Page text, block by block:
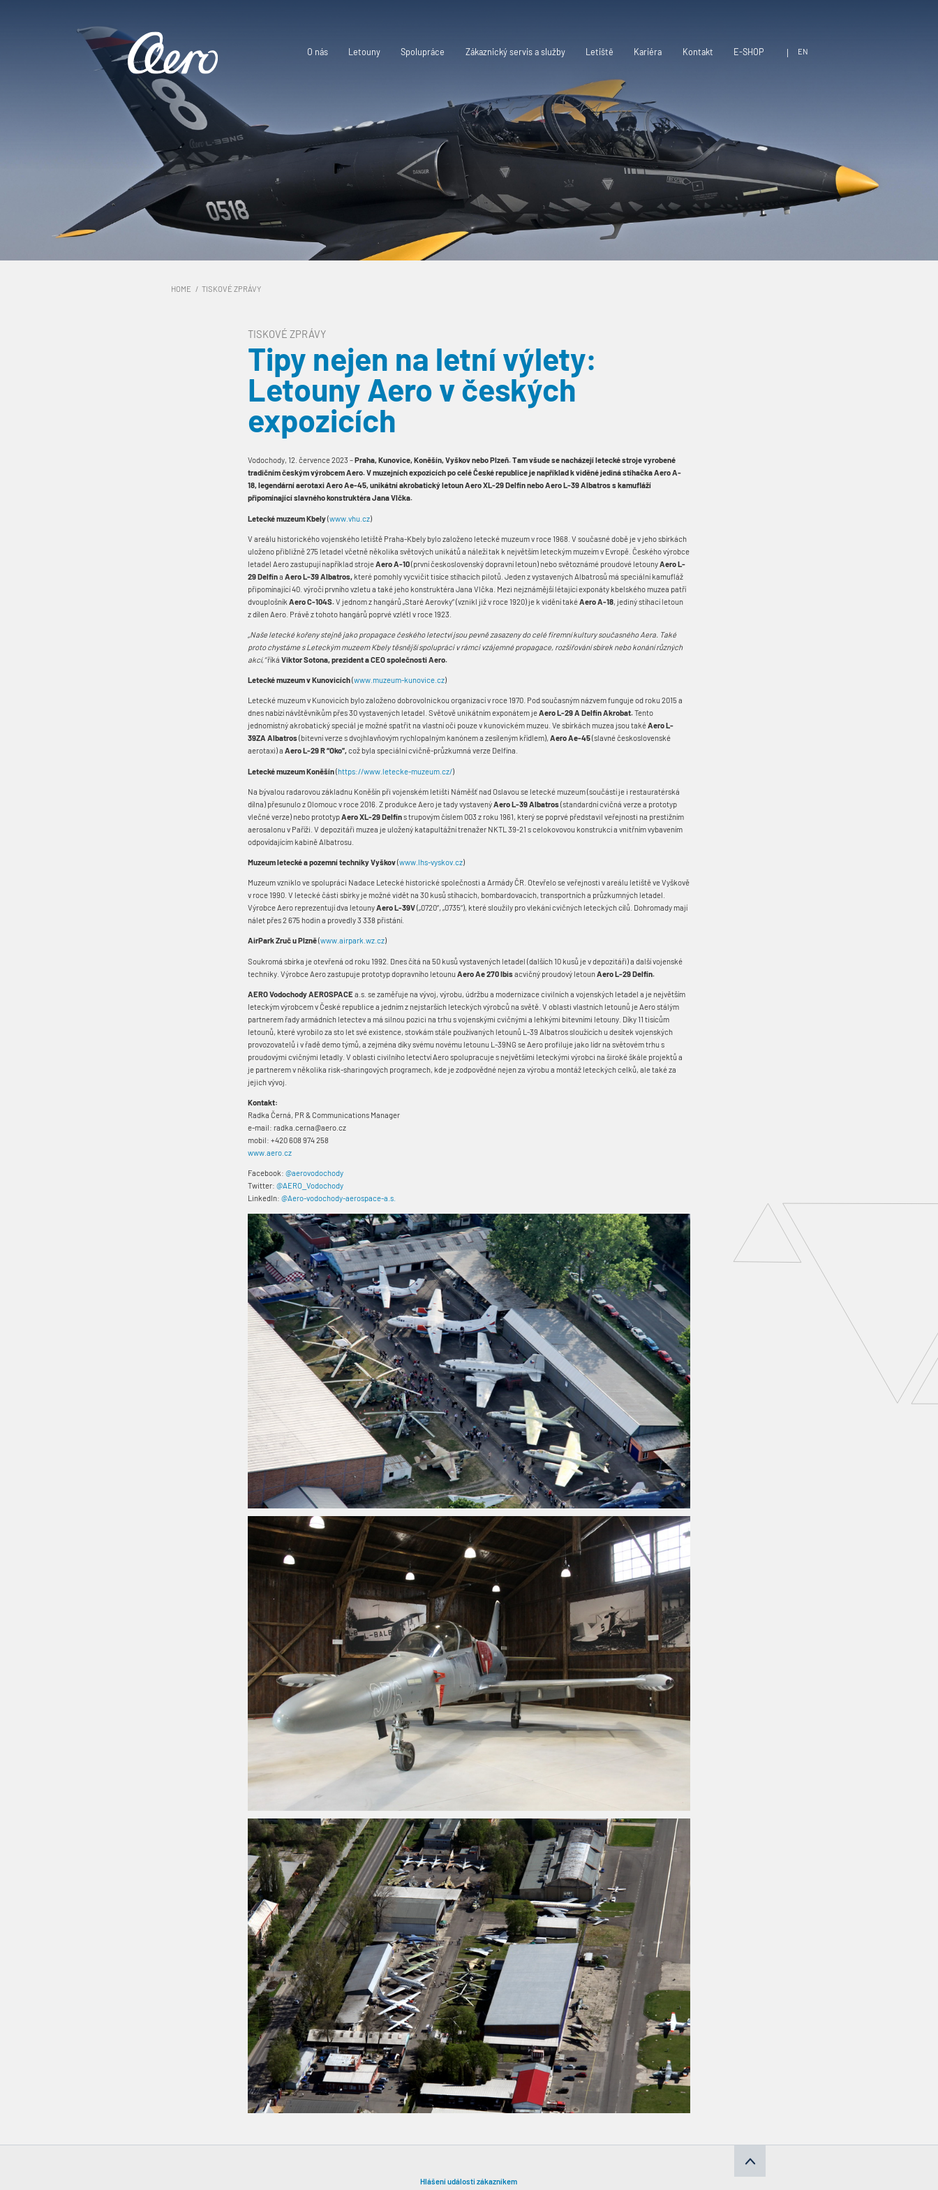
O nás Letouny Spolupráce Zákaznický servis a služby Letiště Kariéra Kontakt E-SHOP EN
HOME TISKOVÉ ZPRÁVY
TISKOVÉ ZPRÁVY
Tipy nejen na letní výlety:
Letouny Aero v českých
expozicích
Vodochody, 12. července 2023 –Praha, Kunovice, Koněšín, Vyškov nebo Plzeň. Tam všude se nacházejí letecké stroje vyrobené
tradičním českým výrobcem Aero. V muzejních expozicích po celé České republice je například k viděné jediná stíhačka Aero A-
18, legendární aerotaxi Aero Ae-45, unikátní akrobatický letoun Aero XL-29 Delfín nebo Aero L-39 Albatros s kamufláží
připomínající slavného konstruktéra Jana Vlčka.
Letecké muzeum Kbely(www.vhu.cz)
V areálu historického vojenského letiště Praha-Kbely bylo založeno letecké muzeum v roce 1968. V současné době je v jeho sbírkách
uloženo přibližně 275 letadel včetně několika světových unikátů a náleží tak k největším leteckým muzeím v Evropě. Českého výrobce
letadel Aero zastupují například strojeAero A-10(první československý dopravní letoun) nebo světoznámé proudové letounyAero L-
29 DelfínaAero L-39 Albatros, které pomohly vycvičit tisíce stíhacích pilotů. Jeden z vystavených Albatrosů má speciální kamufláž
připomínající 40. výročí prvního vzletu a také jeho konstruktéra Jana Vlčka. Mezi nejznámější létající exponáty kbelského muzea patří
dvouplošníkAero C-104S.V jednom z hangárů „Staré Aerovky“ (vznikl již v roce 1920) je k vidění takéAero A-18, jediný stíhací letoun
z dílen Aero. Právě z tohoto hangárů poprvé vzlétl v roce 1923.
„Naše letecké kořeny stejně jako propagace českého letectví jsou pevně zasazeny do celé firemní kultury současného Aera. Také
proto chystáme s Leteckým muzeem Kbely těsnější spolupráci v rámci vzájemné propagace, rozšiřování sbírek nebo konání různých
akcí,“říkáViktor Sotona, prezident a CEO společnosti Aero.
Letecké muzeum v Kunovicích(www.muzeum-kunovice.cz)
Letecké muzeum v Kunovicích bylo založeno dobrovolnickou organizací v roce 1970. Pod současným názvem funguje od roku 2015 a
dnes nabízí návštěvníkům přes 30 vystavených letadel. Světově unikátním exponátem jeAero L-29 A Delfín Akrobat. Tento
jednomístný akrobatický speciál je možné spatřit na vlastní oči pouze v kunovickém muzeu. Ve sbírkách muzea jsou takéAero L-
39ZA Albatros(bitevní verze s dvojhlavňovým rychlopalným kanónem a zesíleným křídlem),Aero Ae-45(slavné československé
aerotaxi) aAero L-29 R “Oko”,což byla speciální cvičně-průzkumná verze Delfína.
Letecké muzeum Koněšín(https://www.letecke-muzeum.cz/)
Na bývalou radarovou základnu Koněšín při vojenském letišti Náměšť nad Oslavou se letecké muzeum (součástí je i restauratérská
dílna) přesunulo z Olomouc v roce 2016. Z produkce Aero je tady vystavenýAero L-39 Albatros(standardní cvičná verze a prototyp
vlečné verze) nebo prototypAero XL-29 Delfíns trupovým číslem 003 z roku 1961, který se poprvé představil veřejnosti na prestižním
aerosalonu v Paříži. V depozitáři muzea je uložený katapultážní trenažer NKTL 39-21 s celokovovou konstrukcí a vnitřním vybavením
odpovídajícím kabině Albatrosu.
Muzeum letecké a pozemní techniky Vyškov(www.lhs-vyskov.cz)
Muzeum vzniklo ve spolupráci Nadace Letecké historické společnosti a Armády ČR. Otevřelo se veřejnosti v areálu letiště ve Vyškově
v roce 1990. V letecké části sbírky je možné vidět na 30 kusů stíhacích, bombardovacích, transportních a průzkumných letadel.
Výrobce Aero reprezentují dva letounyAero L-39V(„0720“, „0735“), které sloužily pro vlekání cvičných leteckých cílů. Dohromady mají
nálet přes 2 675 hodin a provedly 3 338 přistání.
AirPark Zruč u Plzně(www.airpark.wz.cz)
Soukromá sbírka je otevřená od roku 1992. Dnes čítá na 50 kusů vystavených letadel (dalších 10 kusů je v depozitáři) a další vojenské
techniky. Výrobce Aero zastupuje prototyp dopravního letounuAero Ae 270 Ibisacvičný proudový letounAero L-29 Delfín.
AERO Vodochody AEROSPACEa.s. se zaměřuje na vývoj, výrobu, údržbu a modernizace civilních a vojenských letadel a je největším
leteckým výrobcem v České republice a jedním z nejstarších leteckých výrobců na světě. V oblasti vlastních letounů je Aero stálým
partnerem řady armádních letectev a má silnou pozici na trhu s vojenskými cvičnými a lehkými bitevními letouny. Díky 11 tisícům
letounů, které vyrobilo za sto let své existence, stovkám stále používaných letounů L-39 Albatros sloužících u desítek vojenských
provozovatelů i v řadě demo týmů, a zejména díky svému novému letounu L-39NG se Aero profiluje jako lídr na světovém trhu s
proudovými cvičnými letadly. V oblasti civilního letectví Aero spolupracuje s největšími leteckými výrobci na široké škále projektů a
je partnerem v několika risk-sharingových programech, kde je zodpovědné nejen za výrobu a montáž leteckých celků, ale také za
jejich vývoj.
Kontakt:
Radka Černá, PR & Communications Manager
e-mail: radka.cerna@aero.cz
mobil: +420 608 974 258
www.aero.cz
Facebook:@aerovodochody
Twitter:@AERO_Vodochody
LinkedIn:@Aero-vodochody-aerospace-a.s.
Hlášení události zákazníkem